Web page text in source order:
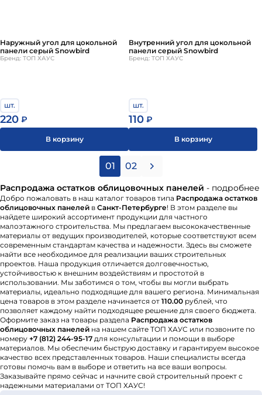
Наружный угол для цокольной
панели серый Snowbird
Бренд: ТОП ХАУС
шт.
220 ₽
В корзину
Внутренний угол для цокольной
панели серый Snowbird
Бренд: ТОП ХАУС
шт.
110 ₽
В корзину
01 02
Распродажа остатков облицовочных панелей - подробнее
Добро пожаловать в наш каталог товаров типа Распродажа остатков
облицовочных панелей в Санкт-Петербурге! В этом разделе вы
найдете широкий ассортимент продукции для частного
малоэтажного строительства. Мы предлагаем высококачественные
материалы от ведущих производителей, которые соответствуют всем
современным стандартам качества и надежности. Здесь вы сможете
найти все необходимое для реализации ваших строительных
проектов. Наша продукция отличается долговечностью,
устойчивостью к внешним воздействиям и простотой в
использовании. Мы заботимся о том, чтобы вы могли выбрать
материалы, идеально подходящие для вашего региона. Минимальная
цена товаров в этом разделе начинается от 110.00 рублей, что
позволяет каждому найти подходящее решение для своего бюджета.
Оформите заказ на товары раздела Распродажа остатков
облицовочных панелей на нашем сайте ТОП ХАУС или позвоните по
номеру +7 (812) 244-95-17 для консультации и помощи в выборе
материалов. Мы обеспечим быструю доставку и гарантируем высокое
качество всех представленных товаров. Наши специалисты всегда
готовы помочь вам в выборе и ответить на все ваши вопросы.
Заказывайте прямо сейчас и начните свой строительный проект с
надежными материалами от ТОП ХАУС!